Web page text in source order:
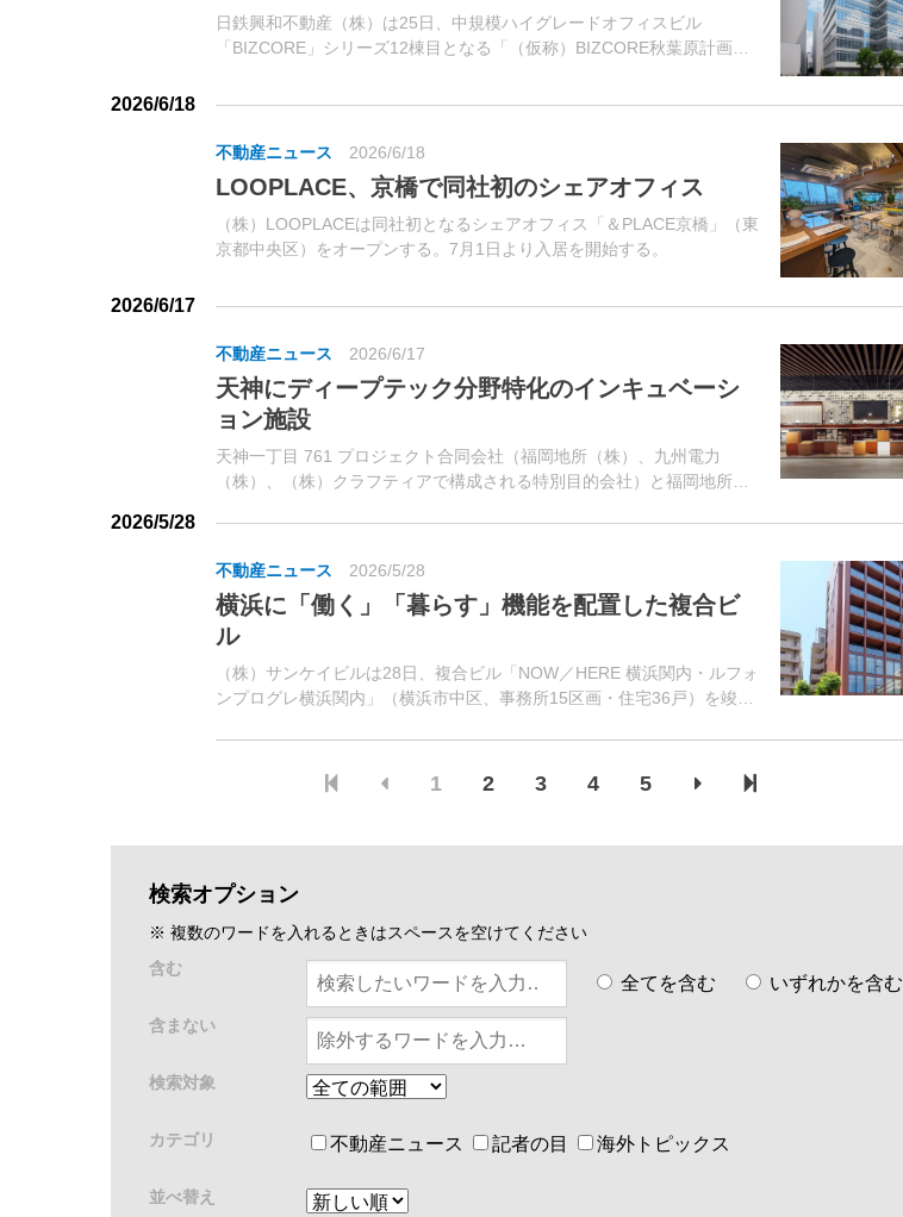
日鉄興和不動産（株）は25日、中規模ハイグレードオフィスビル
「BIZCORE」シリーズ12棟目となる「（仮称）BIZCORE秋葉原計画」
2026/6/18
不動産ニュース 2026/6/18
LOOPLACE、京橋で同社初のシェアオフィス
（株）LOOPLACEは同社初となるシェアオフィス「＆PLACE京橋」（東
京都中央区）をオープンする。7月1日より入居を開始する。
2026/6/17
不動産ニュース 2026/6/17
天神にディープテック分野特化のインキュベーシ
ョン施設
天神一丁目 761 プロジェクト合同会社（福岡地所（株）、九州電力
（株）、（株）クラフティアで構成される特別目的会社）と福岡地所は
2026/5/28
不動産ニュース 2026/5/28
横浜に「働く」「暮らす」機能を配置した複合ビ
ル
（株）サンケイビルは28日、複合ビル「NOW／HERE 横浜関内・ルフォ
ンプログレ横浜関内」（横浜市中区、事務所15区画・住宅36戸）を竣工
1 2 3 4 5
検索オプション
※ 複数のワードを入れるときはスペースを空けてください
含む
全てを含む いずれかを含む
含まない
検索対象
カテゴリ 不動産ニュース 記者の目 海外トピックス
並べ替え